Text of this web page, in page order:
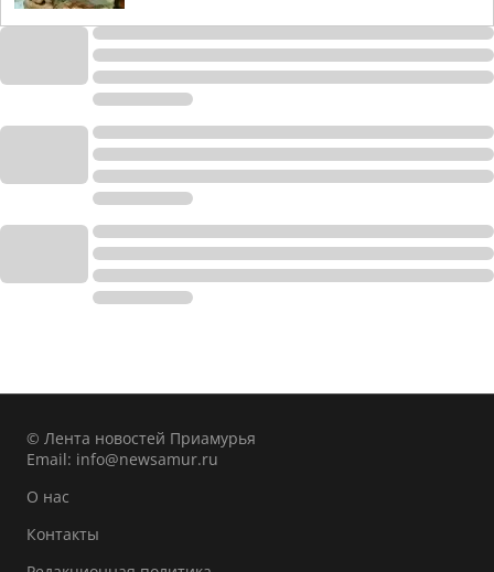
© Лента новостей Приамурья
Email: info@newsamur.ru
О нас
Контакты